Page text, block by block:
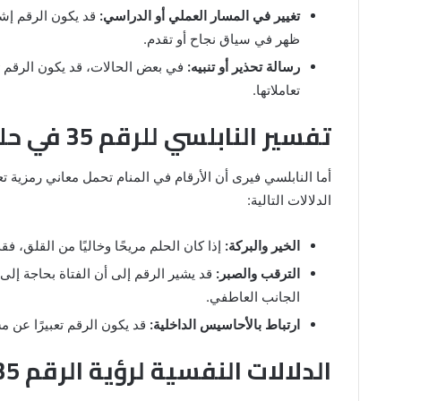
تغيير في المسار العملي أو الدراسي: قد يكون الرقم
ظهر في سياق نجاح أو تقدم.
رسالة تحذير أو تنبيه: في بعض الحالات، قد يكون الرقم
تعاملاتها.
تفسير النابلسي للرقم 35 في حلم العزباء
الدلالات التالية:
الخير والبركة: إذا كان الحلم مريحًا وخاليًا من القلق،
الترقب والصبر: قد يشير الرقم إلى أن الفتاة بحاجة
الجانب العاطفي.
ارتباط بالأحاسيس الداخلية: قد يكون الرقم تعبيرًا عن
الدلالات النفسية لرؤية الرقم 35 في المنام
8 يونيو، 2025
خروج شي من الدبر في المنام للمتزوجة